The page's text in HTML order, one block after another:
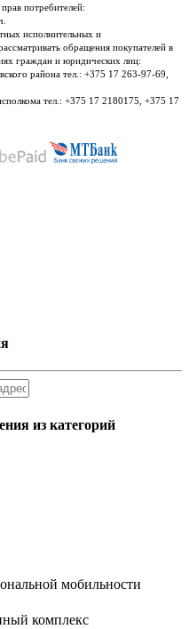
потребителей:
исполнительных и
обращения покупателей в
граждан и юридических лиц:
района тел.: +375 17 263-97-69,
тел.: +375 17 2180175, +375 17
из категорий
мобильности
комплекс